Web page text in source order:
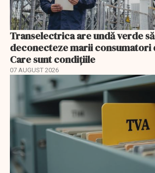
Transelectrica are undă verde să
deconecteze marii consumatori
Care sunt condițiile
07 AUGUST 2026